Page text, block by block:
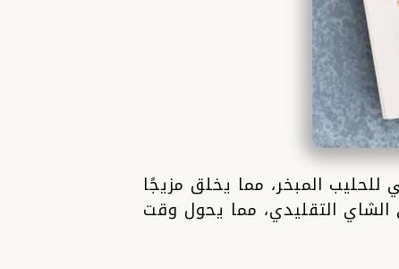
المبخر، مما يخلق مزيجًا
الشاي التقليدي، مما يحول وقت